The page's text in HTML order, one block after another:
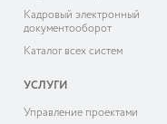
Кадровый электронный
документооборот
Каталог всех систем
УСЛУГИ
Управление проектами